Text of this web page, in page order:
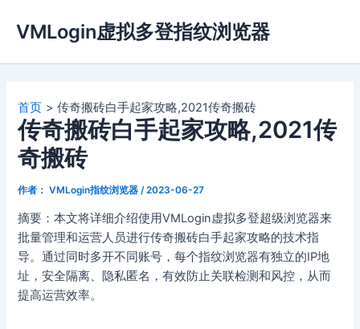
容
VMLogin虚拟多登指纹浏览器
首页 传奇搬砖白手起家攻略,2021传奇搬砖
传奇搬砖白手起家攻略,2021传
奇搬砖
作者： VMLogin指纹浏览器 /2023-06-27
摘要：本文将详细介绍使用VMLogin虚拟多登超级浏览器来
批量管理和运营人员进行传奇搬砖白手起家攻略的技术指
导。通过同时多开不同账号，每个指纹浏览器有独立的IP地
址，安全隔离、隐私匿名，有效防止关联检测和风控，从而
提高运营效率。